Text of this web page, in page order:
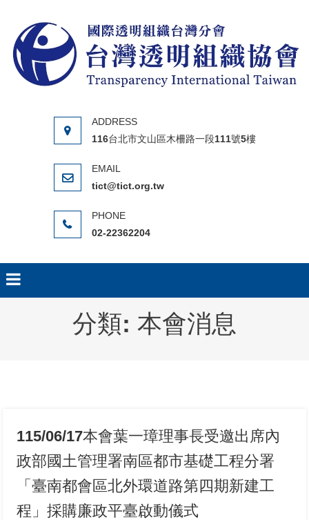
116台北市文山區木柵路一段111號5樓
tict@tict.org.tw
02-22362204
分類: 本會消息
115/06/17本會葉一璋理事長受邀出席內
政部國土管理署南區都市基礎工程分署
「臺南都會區北外環道路第四期新建工
程」採購廉政平臺啟動儀式